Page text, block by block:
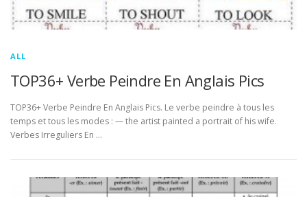
ALL
TOP36+ Verbe Peindre En Anglais Pics
TOP36+ Verbe Peindre En Anglais Pics. Le verbe peindre à tous les
temps et tous les modes : — the artist painted a portrait of his wife.
Verbes Irreguliers En …